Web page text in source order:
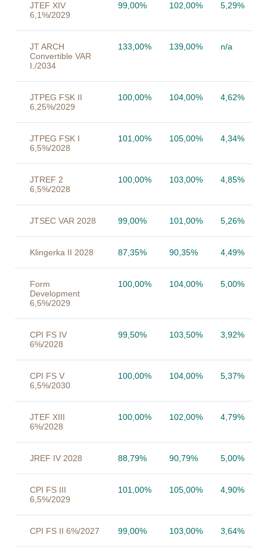
JTEF XIV
6,1%/2029
99,00% 102,00% 5,29%
JT ARCH
Convertible VAR
I./2034
133,00% 139,00% n/a
JTPEG FSK II
6,25%/2029
100,00% 104,00% 4,62%
JTPEG FSK I
6,5%/2028
101,00% 105,00% 4,34%
JTREF 2
6,5%/2028
100,00% 103,00% 4,85%
JTSEC VAR 2028 99,00% 101,00% 5,26%
Klingerka II 2028 87,35% 90,35% 4,49%
Form
Development
6,5%/2029
100,00% 104,00% 5,00%
CPI FS IV
6%/2028
99,50% 103,50% 3,92%
CPI FS V
6,5%/2030
100,00% 104,00% 5,37%
JTEF XIII
6%/2028
100,00% 102,00% 4,79%
JREF IV 2028 88,79% 90,79% 5,00%
CPI FS III
6,5%/2029
101,00% 105,00% 4,90%
CPI FS II 6%/2027 99,00% 103,00% 3,64%